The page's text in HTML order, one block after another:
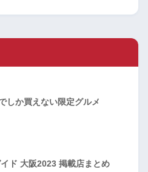
しか買えない限定グルメ
ド 大阪2023 掲載店まとめ